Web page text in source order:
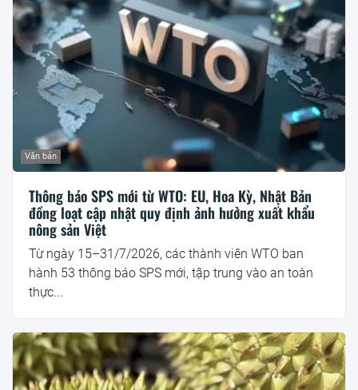
Văn bản
Thông báo SPS mới từ WTO: EU, Hoa Kỳ, Nhật Bản
đồng loạt cập nhật quy định ảnh hưởng xuất khẩu
nông sản Việt
Từ ngày 15–31/7/2026, các thành viên WTO ban
hành 53 thông báo SPS mới, tập trung vào an toàn
thực...